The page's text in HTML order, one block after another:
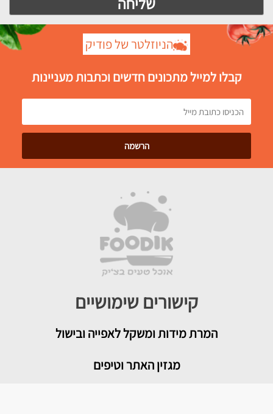
הניוזלטר של פודיק
קבלו למייל מתכונים חדשים וכתבות מעניינות
קישורים שימושיים
המרת מידות ומשקל לאפייה ובישול
מגזין האתר וטיפים